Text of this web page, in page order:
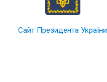
Сайт Президента України